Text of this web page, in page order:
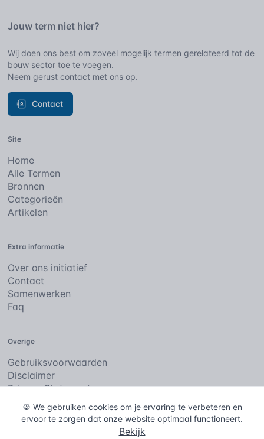
Jouw term niet hier?
Wij doen ons best om zoveel mogelijk termen gerelateerd tot de
bouw sector toe te voegen.
Neem gerust contact met ons op.
Contact
Site
Home
Alle Termen
Bronnen
Categorieën
Artikelen
Extra informatie
Over ons initiatief
Contact
Samenwerken
Faq
Overige
Gebruiksvoorwaarden
Disclaimer
Privacy Statement
Cookies
🍪 We gebruiken cookies om je ervaring te verbeteren en
ervoor te zorgen dat onze website optimaal functioneert.
Bekijk